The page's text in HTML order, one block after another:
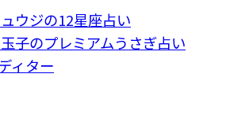
ウジの12星座占い
子のプレミアムうさぎ占い
ィター